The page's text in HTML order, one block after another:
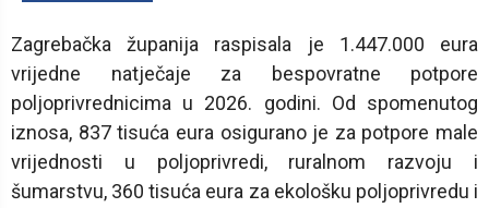
Zagrebačka županija raspisala je 1.447.000 eura
vrijedne natječaje za bespovratne potpore
poljoprivrednicima u 2026. godini. Od spomenutog
iznosa, 837 tisuća eura osigurano je za potpore male
vrijednosti u poljoprivredi, ruralnom razvoju i
šumarstvu, 360 tisuća eura za ekološku poljoprivredu i